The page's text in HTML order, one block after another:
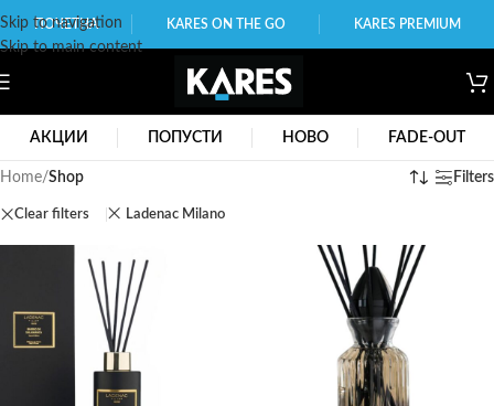
Skip to navigation
Skip to main content
ПОЧЕТНА KARES ON THE GO KARES PREMIUM
АКЦИИ ПОПУСТИ НОВО FADE-OUT
Home/Shop Filters
Clear filters Ladenac Milano